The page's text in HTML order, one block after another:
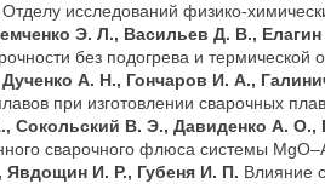
Отделу исследований физико-
Э. Л., Васильев Д. В.,
без подогрева и термической
А. Н., Гончаров И. А.,
при изготовлении сварочных
Сокольский В. Э., Давиденко А.
сварочного флюса системы
Явдощин И. Р., Губеня И. П. Влияние